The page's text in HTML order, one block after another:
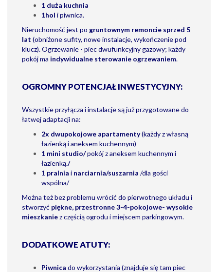
1 duża kuchnia
1hol i piwnica.
Nieruchomość jest po gruntownym remoncie sprzed 5
lat (obniżone sufity, nowe instalacje, wykończenie pod
klucz). Ogrzewanie - piec dwufunkcyjny gazowy; każdy
pokój ma indywidualne sterowanie ogrzewaniem.
OGROMNY POTENCJAŁ INWESTYCYJNY:
Wszystkie przyłącza i instalacje są już przygotowane do
łatwej adaptacji na:
2x dwupokojowe apartamenty(każdy z własną
łazienką i aneksem kuchennym)
1 mini studio/pokój z aneksem kuchennym i
łazienką./
1 pralnia i narciarnia/suszarnia /dla gości
wspólna/
Można też bez problemu wrócić do pierwotnego układu i
stworzyć piękne, przestronne 3-4-pokojowe- wysokie
mieszkaniez częścią ogrodu i miejscem parkingowym.
DODATKOWE ATUTY:
Piwnica do wykorzystania (znajduje się tam piec